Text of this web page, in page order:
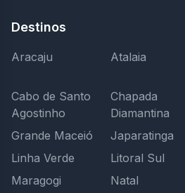
Destinos
Aracaju Atalaia
Cabo de Santo
Agostinho
Chapada
Diamantina
Grande Maceió
Japaratinga
Linha Verde
Litoral Sul
Maragogi
Natal